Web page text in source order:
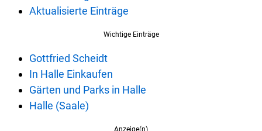
Aktualisierte Einträge
Wichtige Einträge
Gottfried Scheidt
In Halle Einkaufen
Gärten und Parks in Halle
Halle (Saale)
Anzeige(n)